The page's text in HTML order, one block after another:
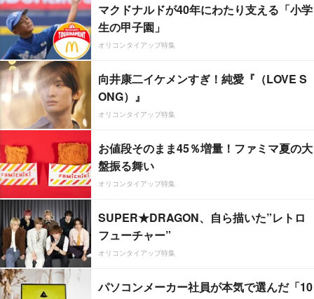
マクドナルドが40年にわたり支える「小学
生の甲子園」
オリコンタイアップ特集
向井康二イケメンすぎ！純愛『（LOVE S
ONG）』
オリコンタイアップ特集
お値段そのまま45％増量！ファミマ夏の大
盤振る舞い
オリコンタイアップ特集
SUPER★DRAGON、自ら描いた”レトロ
フューチャー”
オリコンタイアップ特集
パソコンメーカー社員が本気で選んだ「10